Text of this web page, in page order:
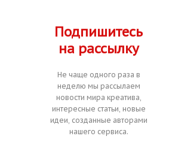
Подпишитесь
на рассылку
Не чаще одного раза в
неделю мы рассылаем
новости мира креатива,
интересные статьи, новые
идеи, созданные авторами
нашего сервиса.